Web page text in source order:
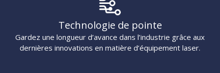
Technologie de pointe
Gardez une longueur d’avance dans l’industrie grâce aux
dernières innovations en matière d’équipement laser.